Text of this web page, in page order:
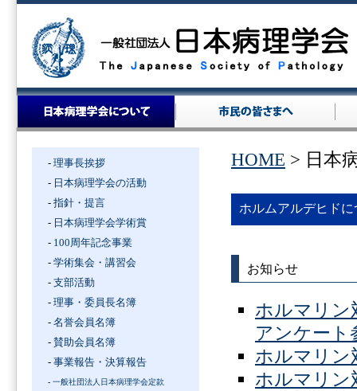
- 理事長挨拶
- 日本病理学会の活動
- 指針・提言
- 日本病理学会学術賞
- 100周年記念事業
- 学術集会・講習会
- 支部活動
- 理事・委員長名簿
- 名誉会員名簿
- 賛助会員名簿
- 事業報告・決算報告
- 一般社団法人日本病理学会定款
HOME > 日本
ホルムアルデヒドに
お知らせ
ホルマリン
アンケート
ホルマリン
ホルマリン